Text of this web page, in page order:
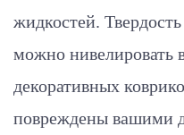
жидкостей.
можно нивелировать
декоративных
повреждены вашими